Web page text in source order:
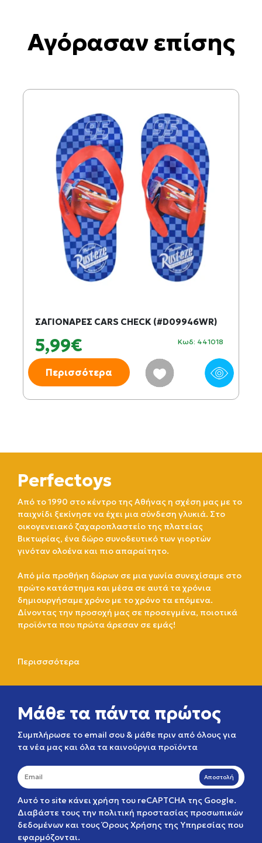
Αγόρασαν επίσης
ΣΑΓΙΟΝΑΡΕΣ CARS CHECK (#D09946WR)
5,99€ Κωδ: 441018
Περισσότερα
Perfectoys
Από το 1990 στο κέντρο της Αθήνας η σχέση μας με το
παιχνίδι ξεκίνησε να έχει μια σύνδεση γλυκιά. Στο
οικογενειακό ζαχαροπλαστείο της πλατείας
Βικτωρίας, ένα δώρο συνοδευτικό των γιορτών
γινόταν ολοένα και πιο απαραίτητο.
Από μία προθήκη δώρων σε μια γωνία συνεχίσαμε στο
πρώτο κατάστημα και μέσα σε αυτά τα χρόνια
δημιουργήσαμε χρόνο με το χρόνο τα επόμενα.
Δίνοντας την προσοχή μας σε προσεγμένα, ποιοτικά
προϊόντα που πρώτα άρεσαν σε εμάς!
Περισσσότερα
Μάθε τα πάντα πρώτος
Συμπλήρωσε το email σου & μάθε πριν από όλους για
τα νέα μας και όλα τα καινούργια προϊόντα
Αποστολή
Αυτό το site κάνει χρήση του reCAPTCHA της Google.
Διαβάστε τους την πολιτική προστασίας προσωπικών
δεδομένων και τουςΌρους Χρήσης της Υπηρεσίας που
εφαρμόζονται.